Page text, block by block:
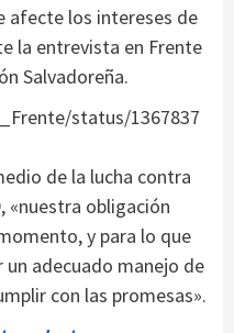
afecte los intereses de
la entrevista en Frente
Salvadoreña.
status/1367837
de la lucha contra
«nuestra obligación
y para lo que
un adecuado manejo de
con las promesas».